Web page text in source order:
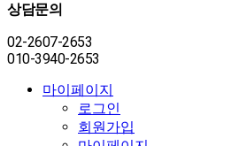
상담문의
02-2607-2653
010-3940-2653
마이페이지
로그인
회원가입